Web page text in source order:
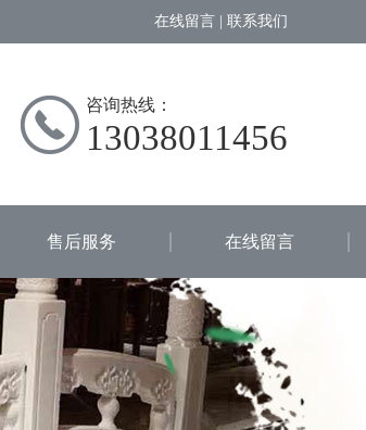
在线留言 联系我们
咨询热线：
13038011456
售后服务 在线留言